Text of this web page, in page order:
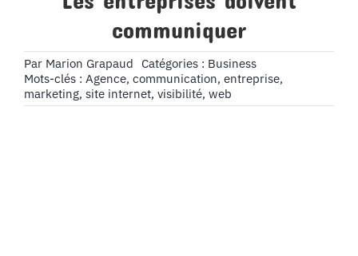
communiquer
Par Marion Grapaud Catégories : Business
Mots-clés : Agence, communication, entreprise,
marketing, site internet, visibilité, web